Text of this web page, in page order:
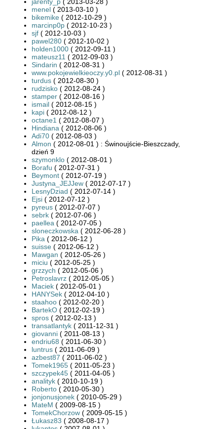
menel ( 2013-03-10 )
bikemike ( 2012-10-29 )
marcinp0p ( 2012-10-23 )
sjf ( 2012-10-03 )
pawel280 ( 2012-10-02 )
holden1000 ( 2012-09-11 )
mateusz11 ( 2012-09-03 )
Sindarin ( 2012-08-31 )
www.pokojewielkieoczy.y0.pl ( 2012-08-31 )
turdus ( 2012-08-30 )
rudzisko ( 2012-08-24 )
stamper ( 2012-08-16 )
ismail ( 2012-08-15 )
kapi ( 2012-08-12 )
octane1 ( 2012-08-07 )
Hindiana ( 2012-08-06 )
Adi70 ( 2012-08-03 )
Almon ( 2012-08-01 ) : Świnoujście-Bieszczady,
dzień 9
szymonklo ( 2012-08-01 )
Borafu ( 2012-07-31 )
Beymont ( 2012-07-19 )
Justyna_JEJJew ( 2012-07-17 )
LesnyDziad ( 2012-07-14 )
Ejsi ( 2012-07-12 )
pyreus ( 2012-07-07 )
sebrk ( 2012-07-06 )
paellea ( 2012-07-05 )
sloneczkowska ( 2012-06-28 )
Pika ( 2012-06-12 )
suisse ( 2012-06-12 )
Mawgan ( 2012-05-26 )
miciu ( 2012-05-25 )
grzzych ( 2012-05-06 )
Petroslavrz ( 2012-05-05 )
Maciek ( 2012-05-01 )
HANYSek ( 2012-04-10 )
staahoo ( 2012-02-20 )
BartekO ( 2012-02-19 )
spros ( 2012-02-13 )
transatlantyk ( 2011-12-31 )
giovanni ( 2011-08-13 )
endriu68 ( 2011-06-30 )
luntrus ( 2011-06-09 )
azbest87 ( 2011-06-02 )
Tomek1965 ( 2011-05-23 )
szczypek45 ( 2011-04-05 )
analityk ( 2010-10-19 )
Roberto ( 2010-05-30 )
jonjonusjonek ( 2010-05-29 )
MateM ( 2009-08-15 )
TomekChorzow ( 2009-05-15 )
Łukasz83 ( 2008-08-17 )